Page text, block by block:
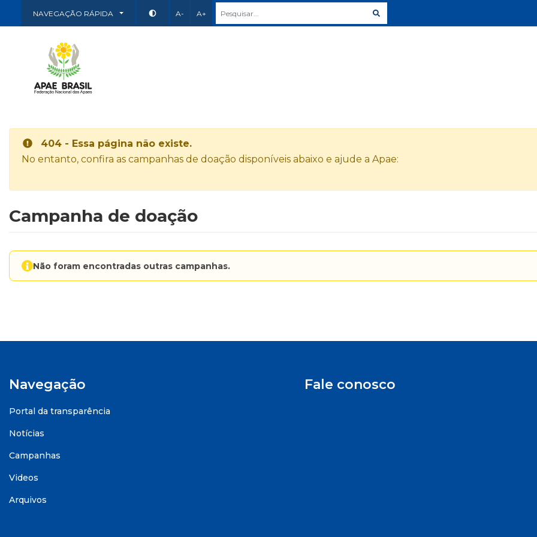
NAVEGAÇÃO RÁPIDA A- A+
404 - Essa página não existe.
No entanto, confira as campanhas de doação disponíveis abaixo e ajude a Apae:
Campanha de doação
Não foram encontradas outras campanhas.
Navegação
Portal da transparência
Notícias
Campanhas
Videos
Arquivos
Fale conosco